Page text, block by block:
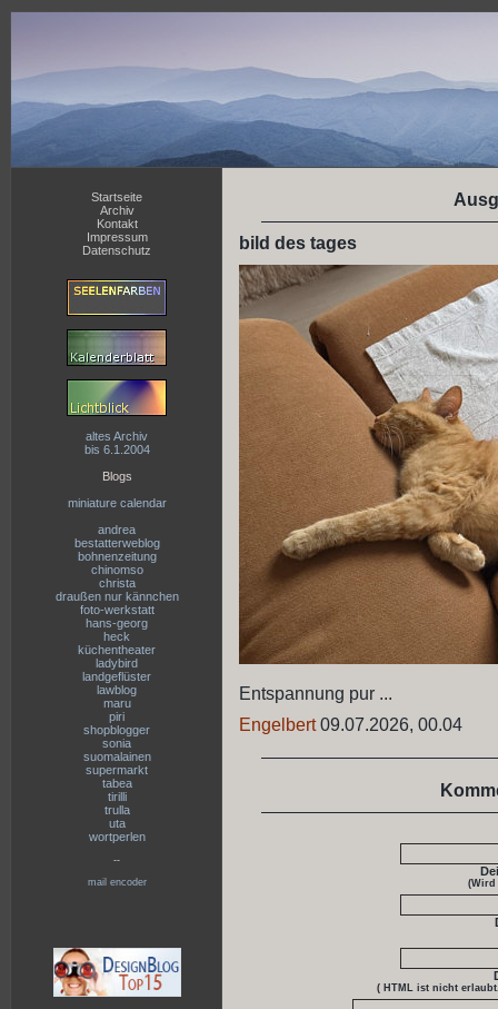
Startseite
Archiv
Kontakt
Impressum
Datenschutz
altes Archiv
bis 6.1.2004
Blogs
miniature calendar
andrea
bestatterweblog
bohnenzeitung
chinomso
christa
draußen nur kännchen
foto-werkstatt
hans-georg
heck
küchentheater
ladybird
landgeflüster
lawblog
maru
piri
shopblogger
sonia
suomalainen
supermarkt
tabea
tirilli
trulla
uta
wortperlen
--
mail encoder
bild des tages
Entspannung pur ...
Engelbert09.07.2026, 00.04
(Wird
( HTML ist nicht